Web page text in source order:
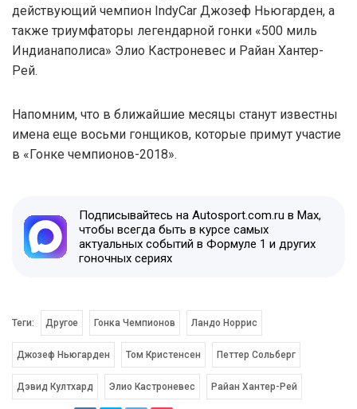
действующий чемпион IndyCar Джозеф Ньюгарден, а
также триумфаторы легендарной гонки «500 миль
Индианаполиса» Элио Кастроневес и Райан Хантер-
Рей.
Напомним, что в ближайшие месяцы станут известны
имена еще восьми гонщиков, которые примут участие
в «Гонке чемпионов-2018».
Подписывайтесь на Autosport.com.ru в Max,
чтобы всегда быть в курсе самых
актуальных событий в Формуле 1 и других
гоночных сериях
Теги: Другое Гонка Чемпионов Ландо Норрис
Джозеф Ньюгарден Том Кристенсен Петтер Сольберг
Дэвид Култхард Элио Кастроневес Райан Хантер-Рей